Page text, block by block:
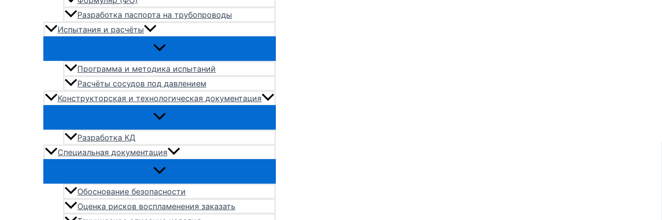
Разработка паспорта на трубопроводы
Испытания и расчёты
Программа и методика испытаний
Расчёты сосудов под давлением
Конструкторская и технологическая документация
Разработка КД
Специальная документация
Обоснование безопасности
Оценка рисков воспламенения заказать